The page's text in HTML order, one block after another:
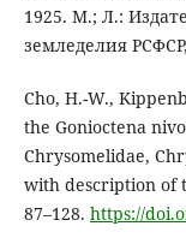
1925. М.; Л.:
земледелия
Cho, H.-W.,
the Gonioctena
Chrysomelidae,
with description of
87–128. https://